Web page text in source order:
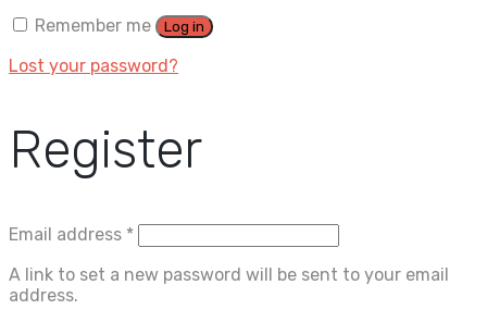
Remember me
Log in
Lost your password?
Register
Email address *
A link to set a new password will be sent to your email
address.